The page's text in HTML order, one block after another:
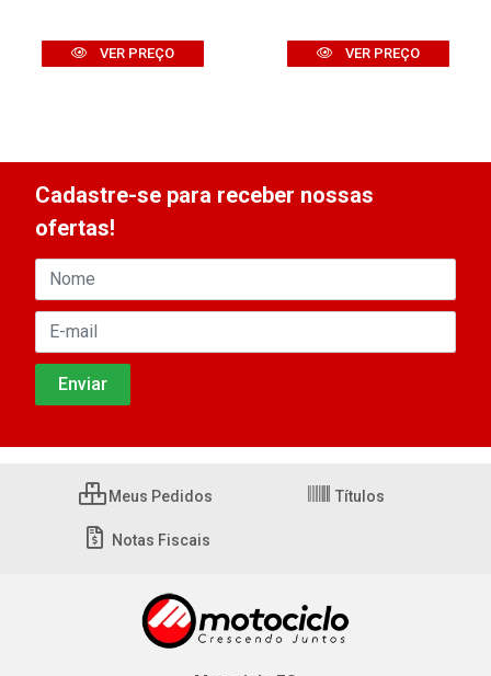
VER PREÇO VER PREÇO
Cadastre-se para receber nossas
ofertas!
Meus Pedidos Títulos
Notas Fiscais